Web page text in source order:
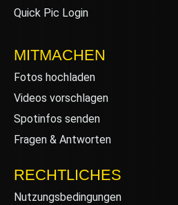
Quick Pic Login
MITMACHEN
Fotos hochladen
Videos vorschlagen
Spotinfos senden
Fragen & Antworten
RECHTLICHES
Nutzungsbedingungen